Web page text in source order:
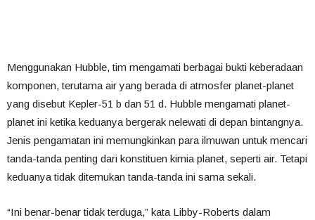
Menggunakan Hubble, tim mengamati berbagai bukti keberadaan
komponen, terutama air yang berada di atmosfer planet-planet
yang disebut Kepler-51 b dan 51 d. Hubble mengamati planet-
planet ini ketika keduanya bergerak nelewati di depan bintangnya.
Jenis pengamatan ini memungkinkan para ilmuwan untuk mencari
tanda-tanda penting dari konstituen kimia planet, seperti air. Tetapi
keduanya tidak ditemukantanda-tanda ini sama sekali.
“Ini benar-benar tidak terduga,” kata Libby-Roberts dalam